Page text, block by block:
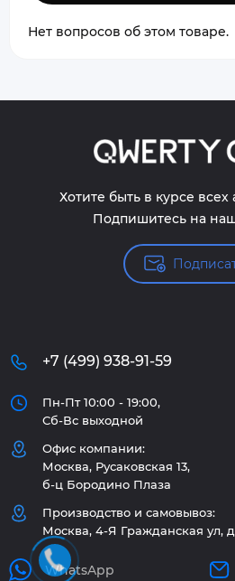
Нет вопросов об этом товаре.
Хотите быть в курсе
Подпишитесь на
+7 (499) 938-91-59
Пн-Пт 10:00 - 19:00,
Сб-Вс выходной
Офис компании:
Москва, Русаковская 13,
б-ц Бородино Плаза
Производство и самовывоз:
Москва, 4-Я Гражданская ул, д.
WhatsApp